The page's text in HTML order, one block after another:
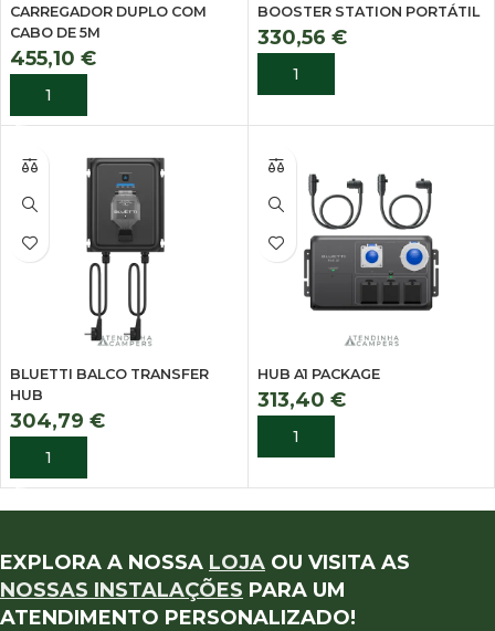
CARREGADOR DUPLO COM
CABO DE 5M
455,10 €
ADICIONAR
BOOSTER STATION PORTÁTIL
330,56 €
ADICIONAR
BLUETTI BALCO TRANSFER
HUB
304,79 €
ADICIONAR
HUB A1 PACKAGE
313,40 €
ADICIONAR
EXPLORA A NOSSA LOJA OU VISITA AS
NOSSAS INSTALAÇÕES PARA UM
ATENDIMENTO PERSONALIZADO!